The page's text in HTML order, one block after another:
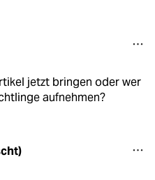
jetzt bringen oder wer
aufnehmen?